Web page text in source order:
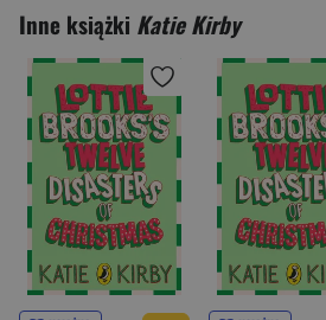
Inne książki Katie Kirby